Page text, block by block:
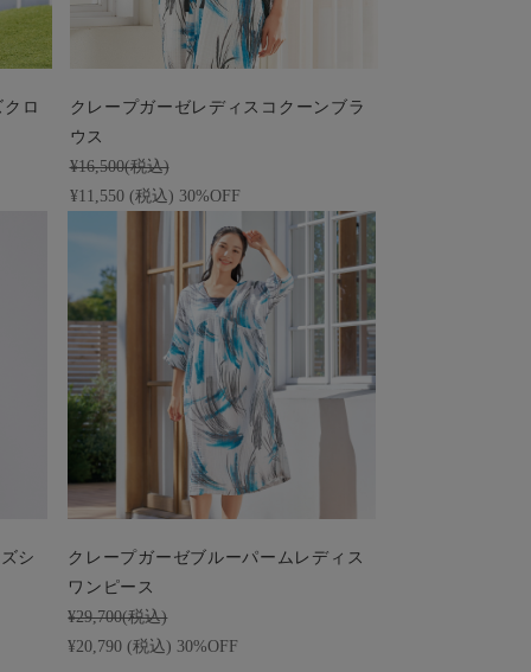
ロ
クレープガーゼレディスコクーンブラ
ウス
¥16,500(税込)
¥11,550 (税込) 30%OFF
シ
クレープガーゼブルーパームレディス
ワンピース
¥29,700(税込)
¥20,790 (税込) 30%OFF